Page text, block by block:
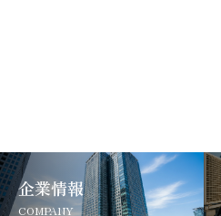
企業情報
COMPANY